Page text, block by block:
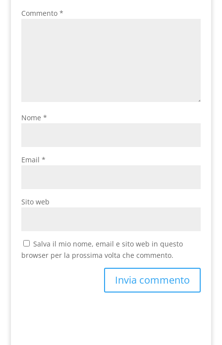
Commento *
Nome *
Email *
Sito web
Salva il mio nome, email e sito web in questo
browser per la prossima volta che commento.